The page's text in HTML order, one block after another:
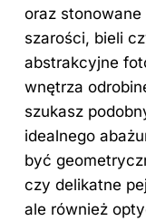
oraz
szarości, bieli
abstrakcyjne
wnętrza
szukasz
idealnego
być
czy delikatne
ale również